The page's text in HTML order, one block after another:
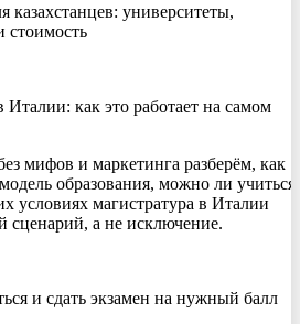
казахстанцев: университеты,
стоимость
Италии: как это работает на самом
мифов и маркетинга разберём, как
образования, можно ли учиться
условиях магистратура в Италии
сценарий, а не исключение.
и сдать экзамен на нужный балл